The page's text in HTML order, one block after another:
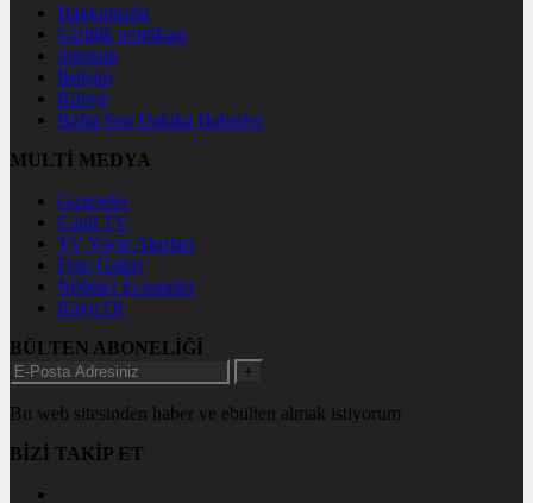
Hakkımızda
Gizlilik politikası
Sitemap
İletişim
Künye
Bafra Son Dakika Haberler
MULTİ MEDYA
Gazeteler
Canlı TV
TV Yayın Akışları
Foto Galeri
Nöbetçi Eczaneler
Kayıt Ol
BÜLTEN ABONELİĞİ
+
Bu web sitesinden haber ve ebülten almak istiyorum
BİZİ TAKİP ET